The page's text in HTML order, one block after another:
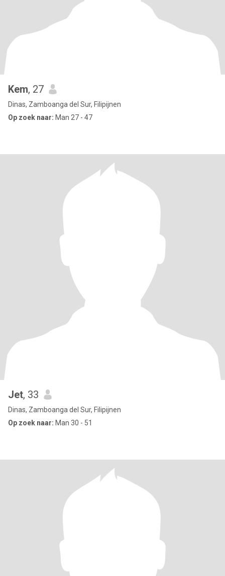
Kem, 27
Dinas, Zamboanga del Sur, Filipijnen
Op zoek naar: Man 27 - 47
Jet, 33
Dinas, Zamboanga del Sur, Filipijnen
Op zoek naar: Man 30 - 51